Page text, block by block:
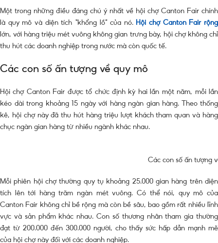
Một trong những điều đáng chú ý nhất về hội chợ Canton Fair chính
là quy mô và diện tích “khổng lồ” của nó.
Hội chợ Canton Fair rộng
lớn, với hàng triệu mét vuông không gian trưng bày, hội chợ không chỉ
thu hút các doanh nghiệp trong nước mà còn quốc tế.
Các con số ấn tượng về quy mô
Hội chợ Canton Fair được tổ chức định kỳ hai lần một năm, mỗi lần
kéo dài trong khoảng 15 ngày với hàng ngàn gian hàng. Theo thống
kê, hội chợ này đã thu hút hàng triệu lượt khách tham quan và hàng
chục ngàn gian hàng từ nhiều ngành khác nhau.
Các con số ấn tượng
Mỗi phiên hội chợ thường quy tụ khoảng 25.000 gian hàng trên diện
tích lên tới hàng trăm ngàn mét vuông. Có thể nói, quy mô của
Canton Fair không chỉ bề rộng mà còn bề sâu, bao gồm rất nhiều lĩnh
vực và sản phẩm khác nhau. Con số thương nhân tham gia thường
đạt từ 200.000 đến 300.000 người, cho thấy sức hấp dẫn mạnh mẽ
của hội chợ này đối với các doanh nghiệp.